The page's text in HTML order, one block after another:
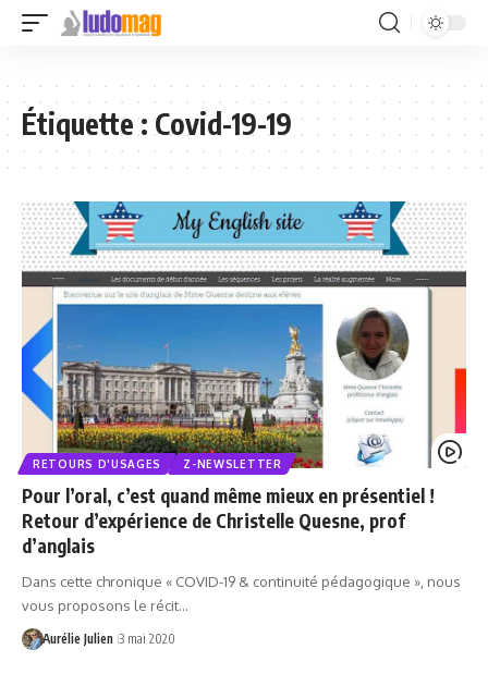
Étiquette :Covid-19-19
RETOURS D'USAGES Z-NEWSLETTER
Pour l’oral, c’est quand même mieux en présentiel !
Retour d’expérience de Christelle Quesne, prof
d’anglais
Dans cette chronique « COVID-19 & continuité pédagogique », nous
vous proposons le récit…
Aurélie Julien 3 mai 2020